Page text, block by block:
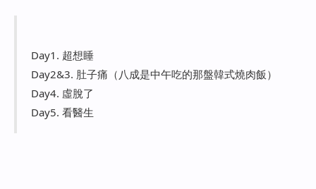
Day1. 超想睡
Day2&3. 肚子痛（八成是中午吃的那盤韓式燒肉飯）
Day4. 虛脫了
Day5. 看醫生